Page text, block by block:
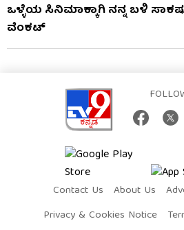
ಒಳ್ಳೆಯ ಸಿನಿಮಾಕ್ಕಾಗಿ ನನ್ನ ಬಳಿ
ವೆಂಕಟ್
Contact Us About Us
Privacy & Cookies Notice